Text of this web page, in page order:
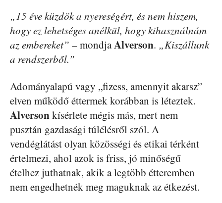
„15 éve küzdök a nyereségért, és nem hiszem,
hogy ez lehetséges anélkül, hogy kihasználnám
az embereket” – mondjaAlverson. „Kiszállunk
a rendszerből.”
Adományalapú vagy „fizess, amennyit akarsz”
elven működő éttermek korábban is léteztek.
Alversonkísérlete mégis más, mert nem
pusztán gazdasági túlélésről szól. A
vendéglátást olyan közösségi és etikai térként
értelmezi, ahol azok is friss, jó minőségű
ételhez juthatnak, akik a legtöbb étteremben
nem engedhetnék meg maguknak az étkezést.